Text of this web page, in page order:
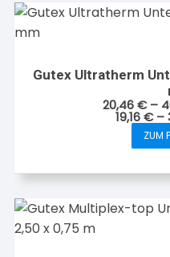
Gutex Ultratherm
20,46€–
19,16€–
ZUM